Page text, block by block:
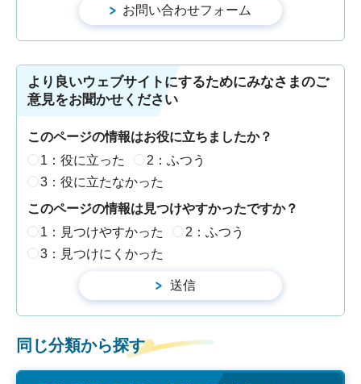
より良いウェブサイトにするためにみなさまのご
意見をお聞かせください
このページの情報はお役に立ちましたか？
1：役に立った
2：ふつう
3：役に立たなかった
このページの情報は見つけやすかったですか？
1：見つけやすかった
2：ふつう
3：見つけにくかった
同じ分類から探す